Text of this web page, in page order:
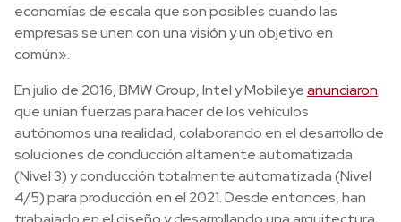
economías de escala que son posibles cuando las
empresas se unen con una visión y un objetivo en
común».
En julio de 2016, BMW Group, Intel y Mobileyeanunciaron
que unían fuerzas para hacer de los vehículos
autónomos una realidad, colaborando en el desarrollo de
soluciones de conducción altamente automatizada
(Nivel 3) y conducción totalmente automatizada (Nivel
4/5) para producción en el 2021. Desde entonces, han